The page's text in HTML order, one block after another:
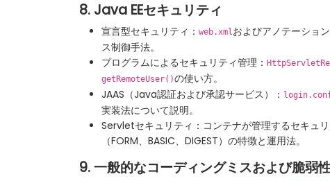
8. Java EEセキュリティ
宣言型セキュリティ： web.xmlおよびアノテーショ
ス制御手法。
プログラムによるセキュリティ管理：
getRemoteUser()の使い方。
JAAS（Java認証および承認サービス）：
実装法について説明。
Servletセキュリティ：コンテナが管理するセキュ
（FORM、BASIC、DIGEST）の特徴と運用法。
9. 一般的なコーディングミスおよび脆弱